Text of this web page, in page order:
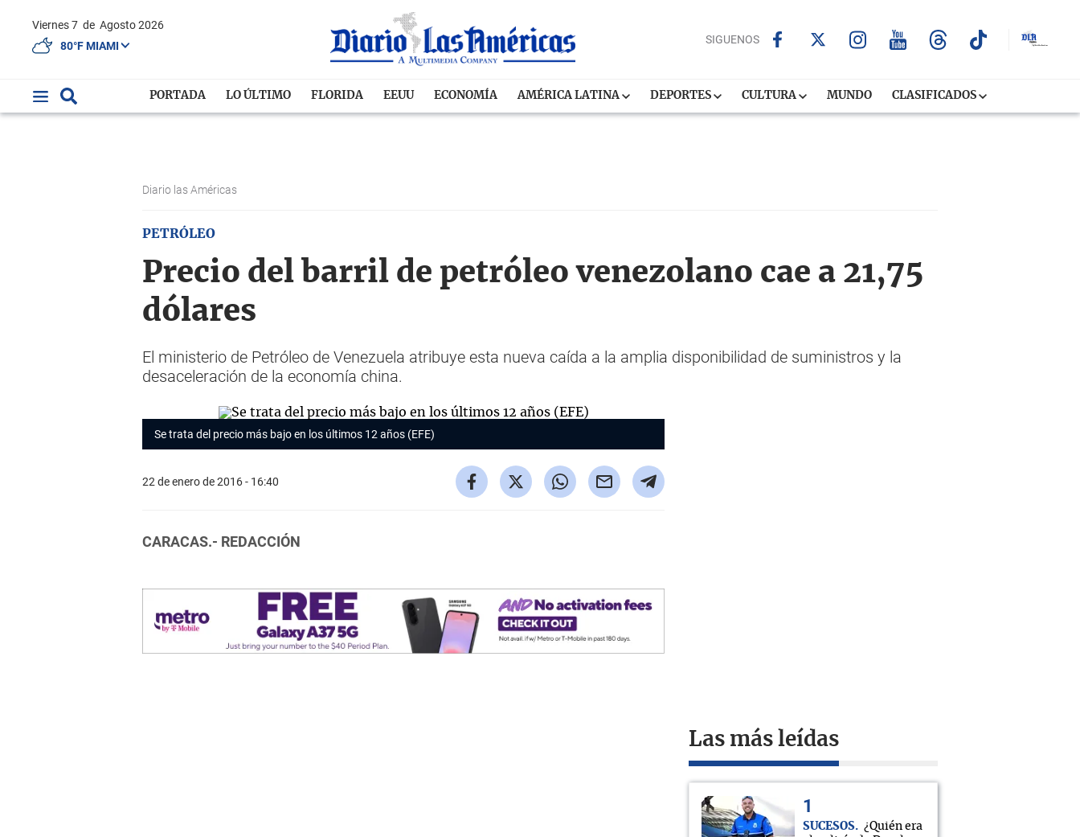
Viernes 7 de Agosto 2026
80°F MIAMI
SIGUENOS
PORTADA LO ÚLTIMO FLORIDA EEUU ECONOMÍA AMÉRICA LATINA DEPORTES CULTURA MUNDO CLASIFICADOS
Diario las Américas
PETRÓLEO
Precio del barril de petróleo venezolano cae a 21,75
dólares
El ministerio de Petróleo de Venezuela atribuye esta nueva caída a la amplia disponibilidad de suministros y la
desaceleración de la economía china.
Se trata del precio más bajo en los últimos 12 años (EFE)
22 de enero de 2016 - 16:40
CARACAS.- REDACCIÓN
Las más leídas
SUCESOS
¿Quién era